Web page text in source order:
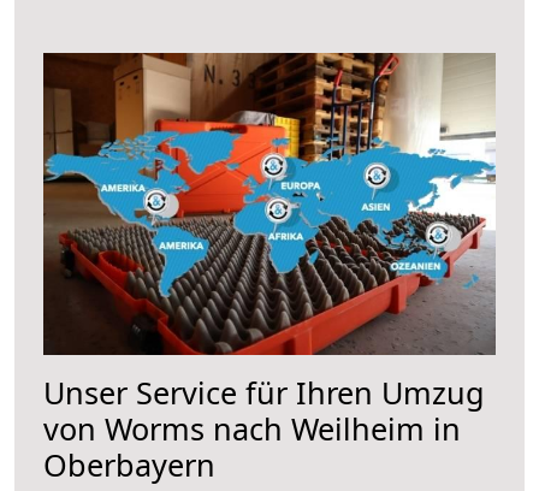
Unser Service für Ihren Umzug
von Worms nach Weilheim in
Oberbayern